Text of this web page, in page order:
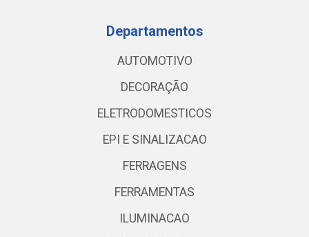
Departamentos
AUTOMOTIVO
DECORAÇÃO
ELETRODOMESTICOS
EPI E SINALIZACAO
FERRAGENS
FERRAMENTAS
ILUMINACAO